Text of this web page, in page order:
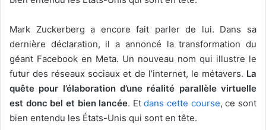
Mark Zuckerberg a encore fait parler de lui. Dans sa
dernière déclaration, il a annoncé la transformation du
géant Facebook en Meta. Un nouveau nom qui illustre le
futur des réseaux sociaux et de l’internet, le métavers. La
quête pour l’élaboration d’une réalité parallèle virtuelle
est donc bel et bien lancée. Etdans cette course, ce sont
bien entendu les États-Unis qui sont en tête.